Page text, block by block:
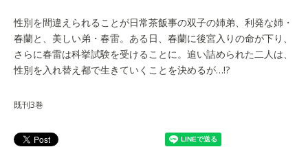
性別を間違えられることが日常茶飯事の双子の姉弟、利発な姉・
春蘭と、美しい弟・春雷。ある日、春蘭に後宮入りの命が下り、
さらに春雷は科挙試験を受けることに。追い詰められた二人は、
性別を入れ替え都で生きていくことを決めるが…!?
既刊3巻